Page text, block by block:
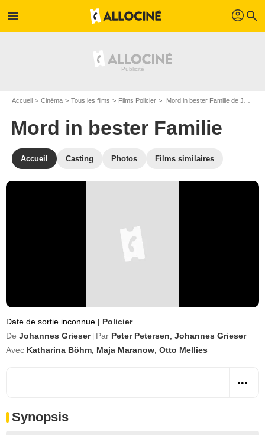
menu profil search
Accueil Cinéma Tous les films Films Policier Mord in bester Familie de Johannes Grieser
Mord in bester Familie
Accueil Casting Photos Films similaires
Date de sortie inconnue | Policier
De Johannes Grieser Par Peter Petersen Johannes Grieser
Avec Katharina Böhm Maja Maranow Otto Mellies
Synopsis